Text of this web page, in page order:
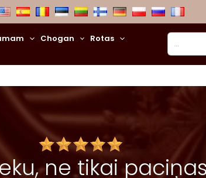
Chogan
Rotas
Meklēt
ne tikai